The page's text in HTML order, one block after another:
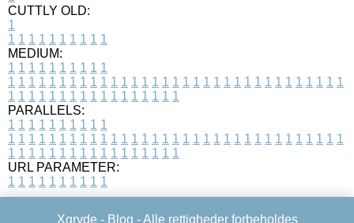
CUTTLY OLD:
1
1 1 1 1 1 1 1 1 1 1
MEDIUM:
1 1 1 1 1 1 1 1 1 1
1 1 1 1 1 1 1 1 1 1 1 1 1 1 1 1 1 1 1 1 1 1 1 1 1 1 1 1 1 1 1 1 1
1 1 1 1 1 1 1 1 1 1 1 1 1 1 1 1 1
PARALLELS:
1 1 1 1 1 1 1 1 1 1
1 1 1 1 1 1 1 1 1 1 1 1 1 1 1 1 1 1 1 1 1 1 1 1 1 1 1 1 1 1 1 1 1
1 1 1 1 1 1 1 1 1 1 1 1 1 1 1 1 1
URL PARAMETER:
1 1 1 1 1 1 1 1 1 1
Xgryde - Blog - Alle rettigheder forbeholdes